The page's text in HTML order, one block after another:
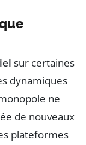
sur certaines
dynamiques
ne
de nouveaux
plateformes